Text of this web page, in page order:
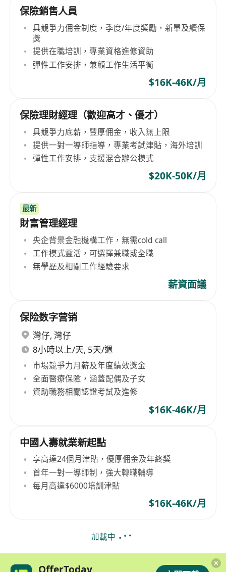
保險銷售人員
具競爭力佣金制度，季度/年度獎勵，新單及續保
獎
提供在職培訓，專業資格進修資助
彈性工作安排，兼顧工作生活平衡
$16K-46K/月
保險理財經理（歡迎高才、優才）
具競爭力底薪，豐厚佣金，收入無上限
提供一對一導師指導，專業考試津貼，海外培訓
彈性工作安排，支援混合辦公模式
$20K-50K/月
最新
財富管理經理
央企背景金融機構工作，無需cold call
工作模式靈活，可選擇兼職或全職
無學歷及相關工作經驗要求
薪資面議
保险数字营销
灣仔, 灣仔
8小時以上/天, 5天/週
市場競爭力月薪及年度績效獎金
全面醫療保險，涵蓋配偶及子女
資助職務相關認證考試及進修
$16K-46K/月
中國人壽就業新起點
享高達24個月津貼，優厚佣金及年終獎
首年一對一導師制，強大轉職輔導
每月高達$6000培訓津貼
$16K-46K/月
加載中